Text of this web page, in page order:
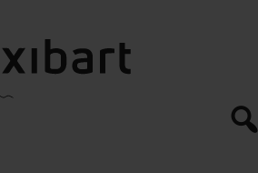
exibart.es